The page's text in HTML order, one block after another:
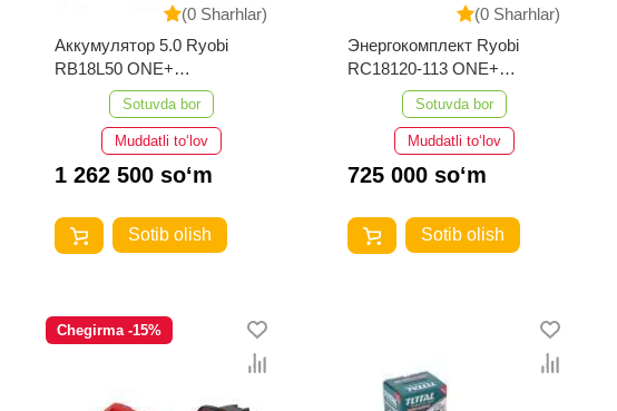
(0 Sharhlar)
Аккумулятор 5.0 Ryobi
RB18L50 ONE+
5133002433
Sotuvda bor
Muddatli to‘lov
1 262 500 so‘m
Sotib olish
(0 Sharhlar)
Энергокомплект Ryobi
RC18120-113 ONE+
5133003354
Sotuvda bor
Muddatli to‘lov
725 000 so‘m
Sotib olish
Chegirma -15%